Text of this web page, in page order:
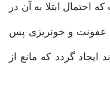
ابتلا به آن در
عفونت و خونریزی پس
گردد که مانع از